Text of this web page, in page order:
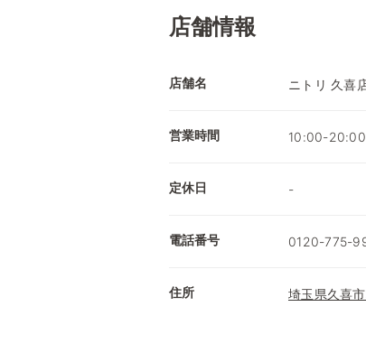
店舗情報
店舗名 ニトリ 久喜
営業時間 10:00-20:00
定休日 -
電話番号 0120-775-
住所 埼玉県久喜